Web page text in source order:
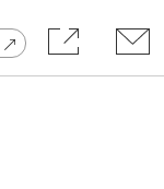
고 잡지 일간베스